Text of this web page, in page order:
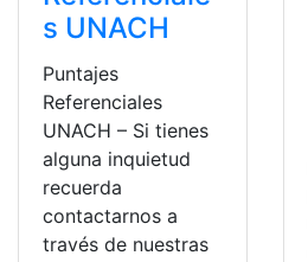
s UNACH
Puntajes
Referenciales
UNACH – Si tienes
alguna inquietud
recuerda
contactarnos a
través de nuestras